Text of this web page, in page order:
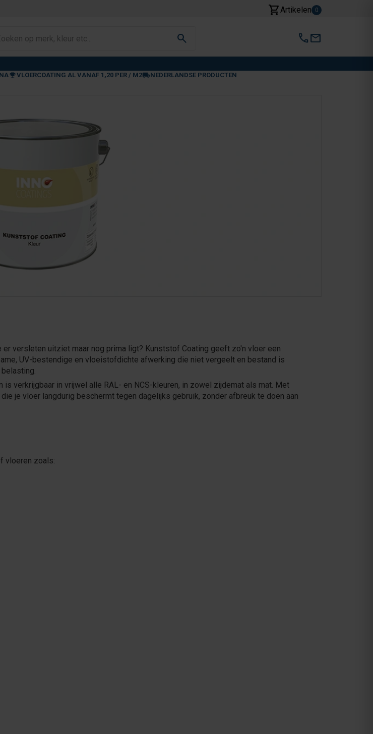
shopping_cartArtikelen 0
search callmail
VLOERCOATING AL VANAF 1,20 PER / M2 NEDERLANDSE PRODUCTEN
versleten uitziet maar nog prima ligt? Kunststof Coating geeft zo'n vloer een
UV-bestendige en vloeistofdichte afwerking die niet vergeelt en bestand is
is verkrijgbaar in vrijwel alle RAL- en NCS-kleuren, in zowel zijdemat als mat. Met
je vloer langdurig beschermt tegen dagelijks gebruik, zonder afbreuk te doen aan
vloeren zoals: